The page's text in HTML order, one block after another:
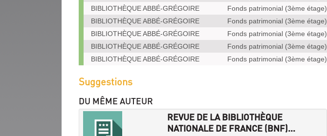
BIBLIOTHÈQUE ABBÉ-GRÉGOIRE
Fonds patrimonial (3ème étage)
BIBLIOTHÈQUE ABBÉ-GRÉGOIRE
Fonds patrimonial (3ème étage)
BIBLIOTHÈQUE ABBÉ-GRÉGOIRE
Fonds patrimonial (3ème étage)
BIBLIOTHÈQUE ABBÉ-GRÉGOIRE
Fonds patrimonial (3ème étage)
BIBLIOTHÈQUE ABBÉ-GRÉGOIRE
Fonds patrimonial (3ème étage)
Suggestions
DU MÊME AUTEUR
REVUE DE LA BIBLIOTHÈQUE
NATIONALE DE FRANCE (BNF)...